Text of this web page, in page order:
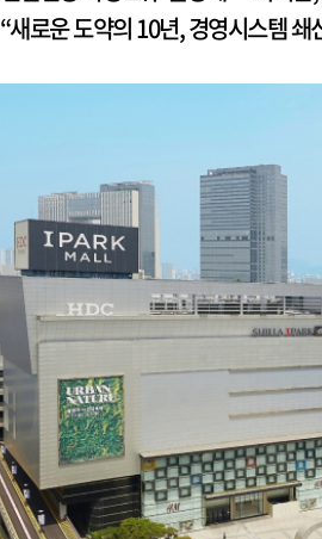
“새로운 도약의 10년, 경영시스템 쇄